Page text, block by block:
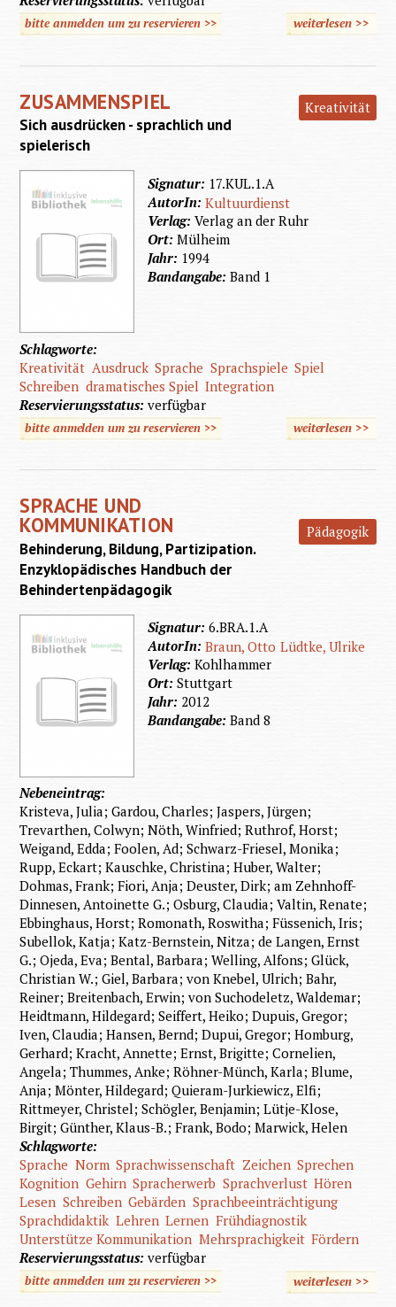
bitte anmelden um zu reservieren >> weiterlesen
über
>>
ZUSAMMENSPIEL Kreativität
Sich ausdrücken - sprachlich und
spielerisch
Signatur: 17.KUL.1.A
AutorIn:Kultuurdienst
Verlag:Verlag an der Ruhr
Ort:Mülheim
Jahr: 1994
Bandangabe:Band 1
Schlagworte:
Kreativität Ausdruck Sprache Sprachspiele Spiel
Schreiben dramatisches Spiel Integration
Reservierungsstatus:verfügbar
bitte anmelden um zu reservieren >> weiterlesen>>
SPRACHE UND
KOMMUNIKATION Pädagogik
Behinderung, Bildung, Partizipation.
Enzyklopädisches Handbuch der
Behindertenpädagogik
Signatur:6.BRA.1.A
AutorIn:Braun, Otto Lüdtke, Ulrike
Verlag:Kohlhammer
Ort:Stuttgart
Jahr: 2012
Bandangabe:Band 8
Nebeneintrag:
Kristeva, Julia; Gardou, Charles; Jaspers, Jürgen;
Trevarthen, Colwyn; Nöth, Winfried; Ruthrof, Horst;
Weigand, Edda; Foolen, Ad; Schwarz-Friesel, Monika;
Rupp, Eckart; Kauschke, Christina; Huber, Walter;
Dohmas, Frank; Fiori, Anja; Deuster, Dirk; am Zehnhoff-
Dinnesen, Antoinette G.; Osburg, Claudia; Valtin, Renate;
Ebbinghaus, Horst; Romonath, Roswitha; Füssenich, Iris;
Subellok, Katja; Katz-Bernstein, Nitza; de Langen, Ernst
G.; Ojeda, Eva; Bental, Barbara; Welling, Alfons; Glück,
Christian W.; Giel, Barbara; von Knebel, Ulrich; Bahr,
Reiner; Breitenbach, Erwin; von Suchodeletz, Waldemar;
Heidtmann, Hildegard; Seiffert, Heiko; Dupuis, Gregor;
Iven, Claudia; Hansen, Bernd; Dupui, Gregor; Homburg,
Gerhard; Kracht, Annette; Ernst, Brigitte; Cornelien,
Angela; Thummes, Anke; Röhner-Münch, Karla; Blume,
Anja; Mönter, Hildegard; Quieram-Jurkiewicz, Elfi;
Rittmeyer, Christel; Schögler, Benjamin; Lütje-Klose,
Birgit; Günther, Klaus-B.; Frank, Bodo; Marwick, Helen
Schlagworte:
Sprache Norm Sprachwissenschaft Zeichen Sprechen
Kognition Gehirn Spracherwerb Sprachverlust Hören
Lesen Schreiben Gebärden Sprachbeeinträchtigung
Sprachdidaktik Lehren Lernen Frühdiagnostik
Unterstütze Kommunikation Mehrsprachigkeit Fördern
Reservierungsstatus:verfügbar
bitte anmelden um zu reservieren >> weiterlesen über
>>